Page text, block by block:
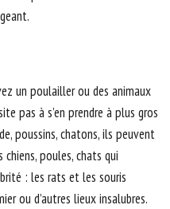
un poulailler ou des animaux
pas à s’en prendre à plus gros
poussins, chatons, ils peuvent
poules, chats qui
: les rats et les souris
ou d’autres lieux insalubres.